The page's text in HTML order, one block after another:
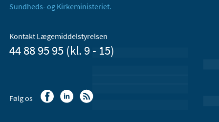
Sundheds- og Kirkeministeriet.
Kontakt Lægemiddelstyrelsen
44 88 95 95 (kl. 9 - 15)
Følg os